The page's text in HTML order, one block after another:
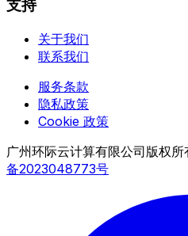
支持
关于我们
联系我们
服务条款
隐私政策
Cookie 政策
广州环际云计算有限公司版权
备2023048773号